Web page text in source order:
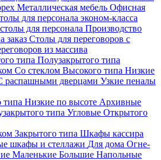
Металлическая мебель Офисная
для персонала эконом-класса
для персонала Производство
заказ Столы для переговоров с
из массива
типа Полузакрытого типа
Со стеклом Высокого типа Низкие
распашными дверцами Узкие пеналы
типа Низкие по высоте Архивные
типа Угловые Открытого
Закрытого типа Шкафы кассира
шкафы и стеллажи Для дома Огне-
Маленькие Большие Напольные